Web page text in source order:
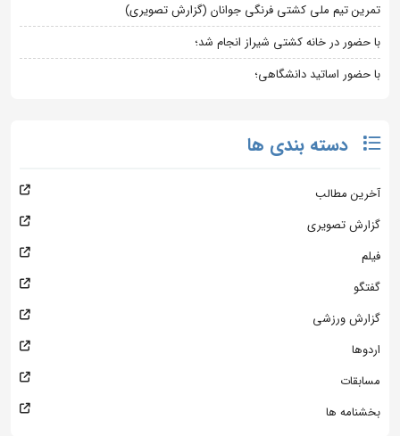
تمرین تیم ملی کشتی فرنگی جوانان (گزارش تصویری)
با حضور در خانه کشتی شیراز انجام شد؛
با حضور اساتید دانشگاهی؛
دسته بندی ها
آخرین مطالب
گزارش تصویری
فیلم
گفتگو
گزارش ورزشی
اردوها
مسابقات
بخشنامه ها